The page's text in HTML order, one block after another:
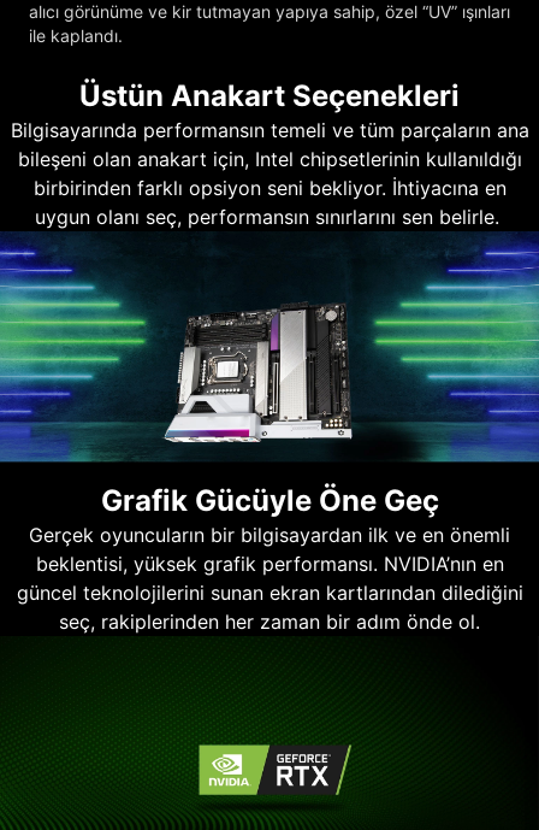
alıcı görünüme ve kir tutmayan yapıya sahip, özel “UV” ışınları
ile kaplandı.
Üstün Anakart Seçenekleri
Bilgisayarında performansın temeli ve tüm parçaların ana
bileşeni olan anakart için, Intel chipsetlerinin kullanıldığı
birbirinden farklı opsiyon seni bekliyor. İhtiyacına en
uygun olanı seç, performansın sınırlarını sen belirle.
Grafik Gücüyle Öne Geç
Gerçek oyuncuların bir bilgisayardan ilk ve en önemli
beklentisi, yüksek grafik performansı. NVIDIA’nın en
güncel teknolojilerini sunan ekran kartlarından dilediğini
seç, rakiplerinden her zaman bir adım önde ol.